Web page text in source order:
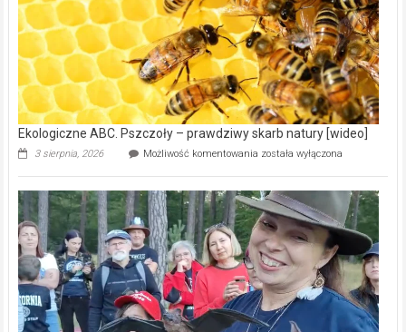
15,6
mln
na
modernizację
oczyszczalni
ścieków
[wideo]
Ekologiczne ABC. Pszczoły – prawdziwy skarb natury [wideo]
3 sierpnia, 2026 Możliwość komentowania Ekologiczne
–
prawdziwy
skarb
natury
[wideo]
została wyłączona